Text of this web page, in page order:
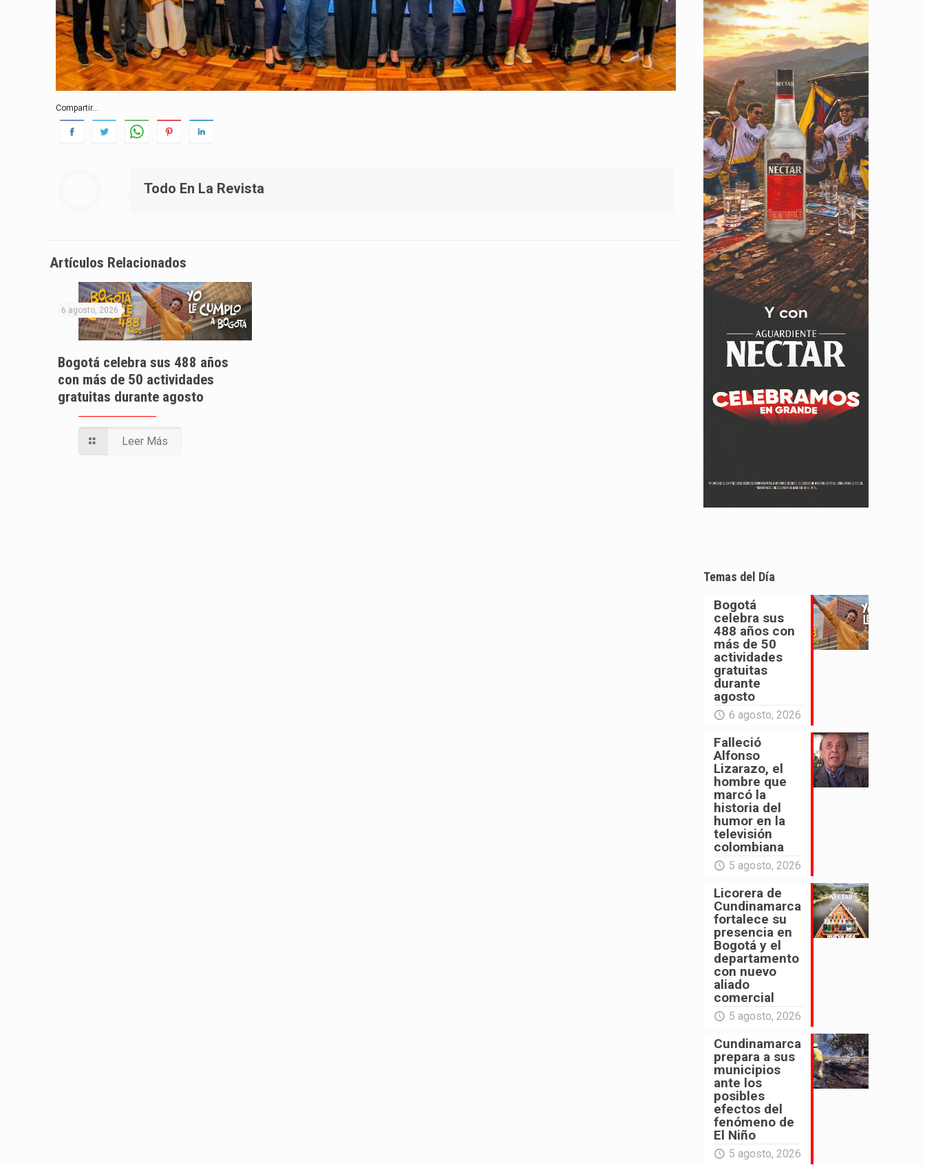
Compartir...
Todo En La Revista
Artículos Relacionados
6 agosto, 2026
Bogotá celebra sus 488 años
con más de 50 actividades
gratuitas durante agosto
Leer Más
Temas del Día
Bogotá
celebra sus
488 años con
más de 50
actividades
gratuitas
durante
agosto
6 agosto, 2026
Falleció
Alfonso
Lizarazo, el
hombre que
marcó la
historia del
humor en la
televisión
colombiana
5 agosto, 2026
Licorera de
Cundinamarca
fortalece su
presencia en
Bogotá y el
departamento
con nuevo
aliado
comercial
5 agosto, 2026
Cundinamarca
prepara a sus
municipios
ante los
posibles
efectos del
fenómeno de
El Niño
5 agosto, 2026